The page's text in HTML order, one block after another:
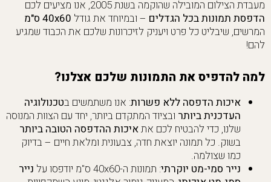
מעבדת הצילום המובילה שהוקמה בשנת 2005, אנו מציעים לכם
הדפסת תמונות בכל הגדלים – ובמיוחד את גודל 40x60 ס"מ
המרשים, שיבליט כל פרט ויעניק לזיכרונות שלכם את הכבוד שמגיע
להם!
למה להדפיס את התמונות שלכם אצלנו?
איכות הדפסה ללא פשרות: אנו משתמשים בטכנולוגיה
העדכנית ביותר ובציוד המתקדם ביותר, יחד עם הצוות המנוסה
שלנו, כדי להבטיח לכם אתאיכות ההדפסה הטובה ביותר
בשוק. כל תמונה יוצאת חדה, צבעונית ומלאת חיים – בדיוק
כמו שצולמה.
נייר סמי-מט יוקרתי: תמונות ה-40x60 ס"מ יודפסו על
נייר